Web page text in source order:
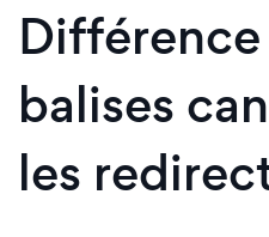
balises
les